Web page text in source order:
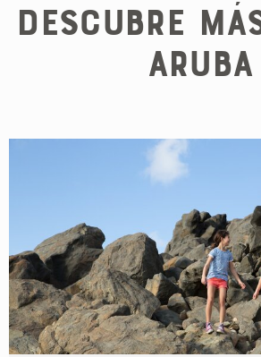
Descubre
Aruba